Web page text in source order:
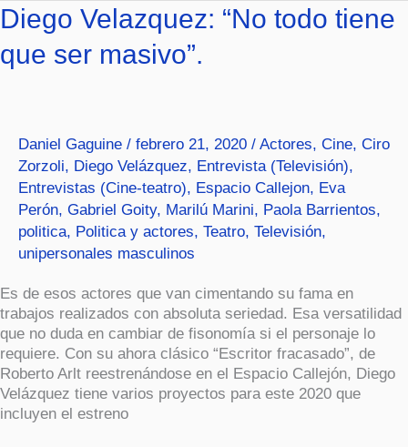
Diego Velazquez: “No todo tiene
que ser masivo”.
Daniel Gaguine / febrero 21, 2020 / Actores, Cine, Ciro
Zorzoli, Diego Velázquez, Entrevista (Televisión),
Entrevistas (Cine-teatro), Espacio Callejon, Eva
Perón, Gabriel Goity, Marilú Marini, Paola Barrientos,
politica, Politica y actores, Teatro, Televisión,
unipersonales masculinos
Es de esos actores que van cimentando su fama en
trabajos realizados con absoluta seriedad. Esa versatilidad
que no duda en cambiar de fisonomía si el personaje lo
requiere. Con su ahora clásico “Escritor fracasado”, de
Roberto Arlt reestrenándose en el Espacio Callejón, Diego
Velázquez tiene varios proyectos para este 2020 que
incluyen el estreno
Diego
Velazquez:
“No
todo
masivo”.